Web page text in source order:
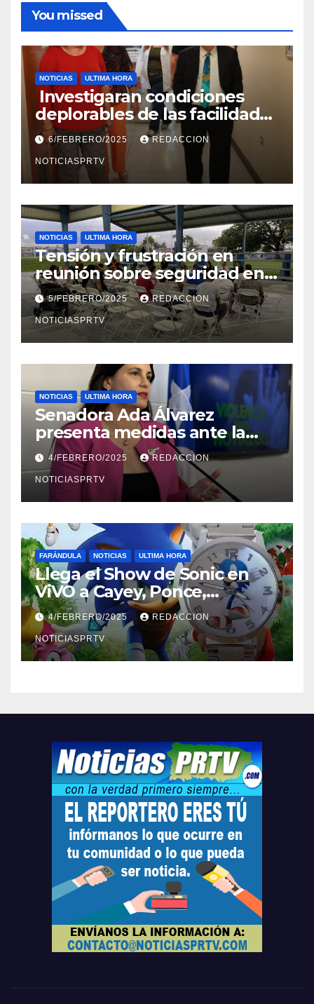
You missed
NOTICIAS ULTIMA HORA
Investigaran condiciones
deplorables de las facilidades
el Departamento de la Salud
en Mayagüez
6/FEBRERO/2025 REDACCION
NOTICIASPRTV
NOTICIAS ULTIMA HORA
Tensión y frustración en
reunión sobre seguridad en
Reparto Metropolitano
5/FEBRERO/2025 REDACCION
NOTICIASPRTV
NOTICIAS ULTIMA HORA
Senadora Ada Álvarez
presenta medidas ante la
violencia en el noviazgo
4/FEBRERO/2025 REDACCION
NOTICIASPRTV
FARÁNDULA NOTICIAS ULTIMA HORA
Llega el Show de Sonic en
ViVO a Cayey, Ponce,
Barceloneta y Humacao,
Relojes gratis para el que
compre ahora….
4/FEBRERO/2025 REDACCION
NOTICIASPRTV